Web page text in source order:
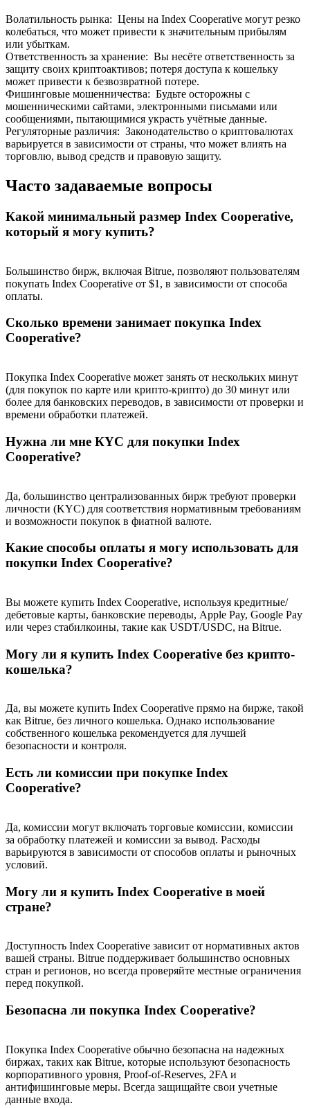
Реферал
Пригласите друга, чтобы получить денежные
вознаграждения
BTC Welcome Rewards
Deposit & Trade BTC to Share 25000 USDT prize pool!
Deposit CASHCAT & Win
Exclusive for BitMart Users
Register & Trade to Win 500,000 USDT
Precious Metals Trading Carnival
Trade Gold & Silver · 33,333 USDT Bonus
USDT Flexible Staking | Daily Rewards
BTC New User Exclusive: 6.5% APR
Больше событий
Выигрывайте призы и эксклюзивные награды
Логин
ЛогинЗарегистрироваться
Волатильность рынка: Цены на Index Cooperative могут резко
колебаться, что может привести к значительным прибылям
или убыткам.
Ответственность за хранение: Вы несёте ответственность за
защиту своих криптоактивов; потеря доступа к кошельку
может привести к безвозвратной потере.
Фишинговые мошенничества: Будьте осторожны с
мошенническими сайтами, электронными письмами или
сообщениями, пытающимися украсть учётные данные.
Регуляторные различия: Законодательство о криптовалютах
варьируется в зависимости от страны, что может влиять на
торговлю, вывод средств и правовую защиту.
Часто задаваемые вопросы
Какой минимальный размер Index Cooperative,
который я могу купить?
Большинство бирж, включая Bitrue, позволяют пользователям
покупать Index Cooperative от $1, в зависимости от способа
оплаты.
Сколько времени занимает покупка Index
Cooperative?
Покупка Index Cooperative может занять от нескольких минут
(для покупок по карте или крипто-крипто) до 30 минут или
более для банковских переводов, в зависимости от проверки и
времени обработки платежей.
Нужна ли мне КYC для покупки Index
Cooperative?
Да, большинство централизованных бирж требуют проверки
личности (KYC) для соответствия нормативным требованиям
и возможности покупок в фиатной валюте.
Какие способы оплаты я могу использовать для
покупки Index Cooperative?
Вы можете купить Index Cooperative, используя кредитные/
дебетовые карты, банковские переводы, Apple Pay, Google Pay
или через стабилкоины, такие как USDT/USDC, на Bitrue.
Могу ли я купить Index Cooperative без крипто-
кошелька?
Да, вы можете купить Index Cooperative прямо на бирже, такой
как Bitrue, без личного кошелька. Однако использование
собственного кошелька рекомендуется для лучшей
безопасности и контроля.
Есть ли комиссии при покупке Index
Cooperative?
Да, комиссии могут включать торговые комиссии, комиссии
за обработку платежей и комиссии за вывод. Расходы
варьируются в зависимости от способов оплаты и рыночных
условий.
Могу ли я купить Index Cooperative в моей
стране?
Доступность Index Cooperative зависит от нормативных актов
вашей страны. Bitrue поддерживает большинство основных
стран и регионов, но всегда проверяйте местные ограничения
перед покупкой.
Безопасна ли покупка Index Cooperative?
Покупка Index Cooperative обычно безопасна на надежных
биржах, таких как Bitrue, которые используют безопасность
корпоративного уровня, Proof-of-Reserves, 2FA и
антифишинговые меры. Всегда защищайте свои учетные
данные входа.